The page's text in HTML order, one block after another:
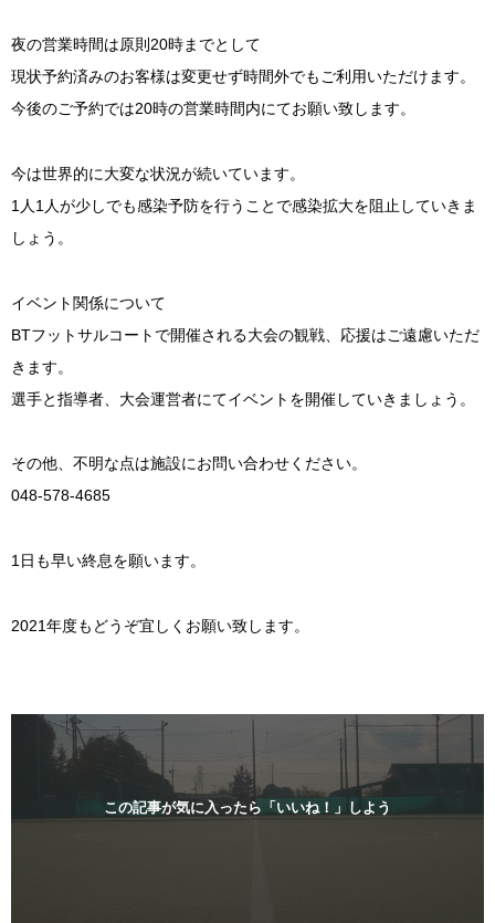
夜の営業時間は原則20時までとして
現状予約済みのお客様は変更せず時間外でもご利用いただけます。
今後のご予約では20時の営業時間内にてお願い致します。
今は世界的に大変な状況が続いています。
1人1人が少しでも感染予防を行うことで感染拡大を阻止していきま
しょう。
イベント関係について
BTフットサルコートで開催される大会の観戦、応援はご遠慮いただ
きます。
選手と指導者、大会運営者にてイベントを開催していきましょう。
その他、不明な点は施設にお問い合わせください。
048-578-4685
1日も早い終息を願います。
2021年度もどうぞ宜しくお願い致します。
この記事が気に入ったら「いいね！」しよう